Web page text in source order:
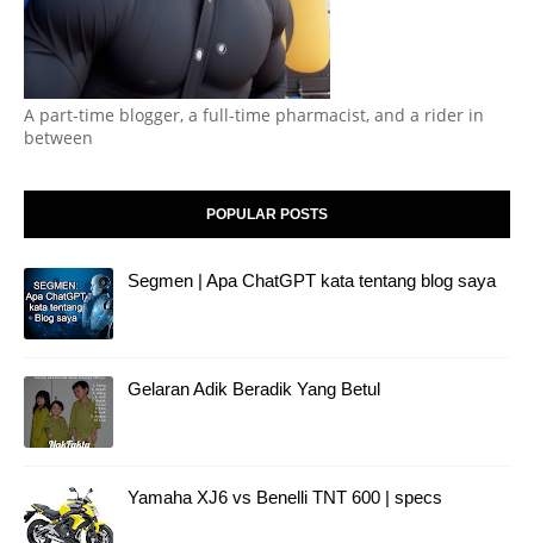
A part-time blogger, a full-time pharmacist, and a rider in
between
POPULAR POSTS
Segmen | Apa ChatGPT kata tentang blog saya
Gelaran Adik Beradik Yang Betul
Yamaha XJ6 vs Benelli TNT 600 | specs